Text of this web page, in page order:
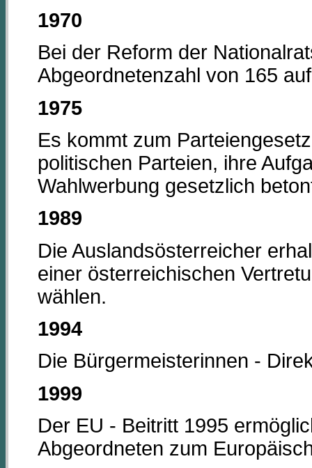
1970
Bei der Reform der
Abgeordnetenzahl von 165
1975
Es kommt zum
politischen Parteien, ihre
Wahlwerbung gesetzlich
1989
Die Auslandsösterreicher
einer österreichischen
wählen.
1994
Die Bürgermeisterinnen -
1999
Der EU - Beitritt 1995
Abgeordneten zum